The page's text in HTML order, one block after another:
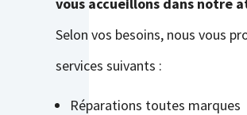
Selon vos besoins, nous vous
services suivants :
Réparations toutes marques